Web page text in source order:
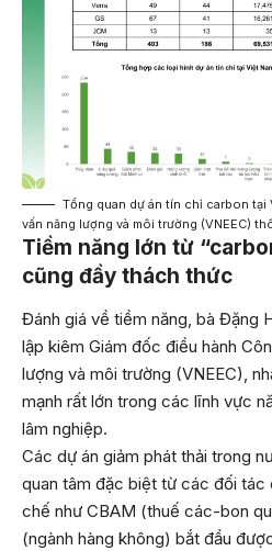
Tổng quan dự án tín chỉ carbon tại
vấn năng lượng và môi trường (VNEEC)
Tiềm năng lớn từ
cũng đầy thách thức
Đánh giá về tiềm năng, bà Đặng
lập kiêm Giám đốc điều hành
lượng và môi trường (VNEEC),
mạnh rất lớn trong các lĩnh vực
lâm nghiệp.
Các dự án giảm phát thải trong
quan tâm đặc biệt từ các đối
chế như CBAM (thuế các-bon
(ngành hàng không) bắt đầu